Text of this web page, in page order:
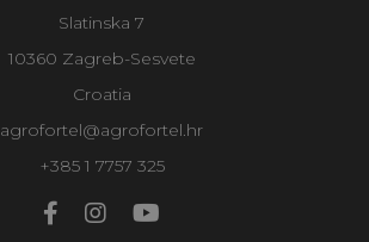
Slatinska 7
10360 Zagreb-Sesvete
Croatia
agrofortel@agrofortel.hr
+385 1 7757 325